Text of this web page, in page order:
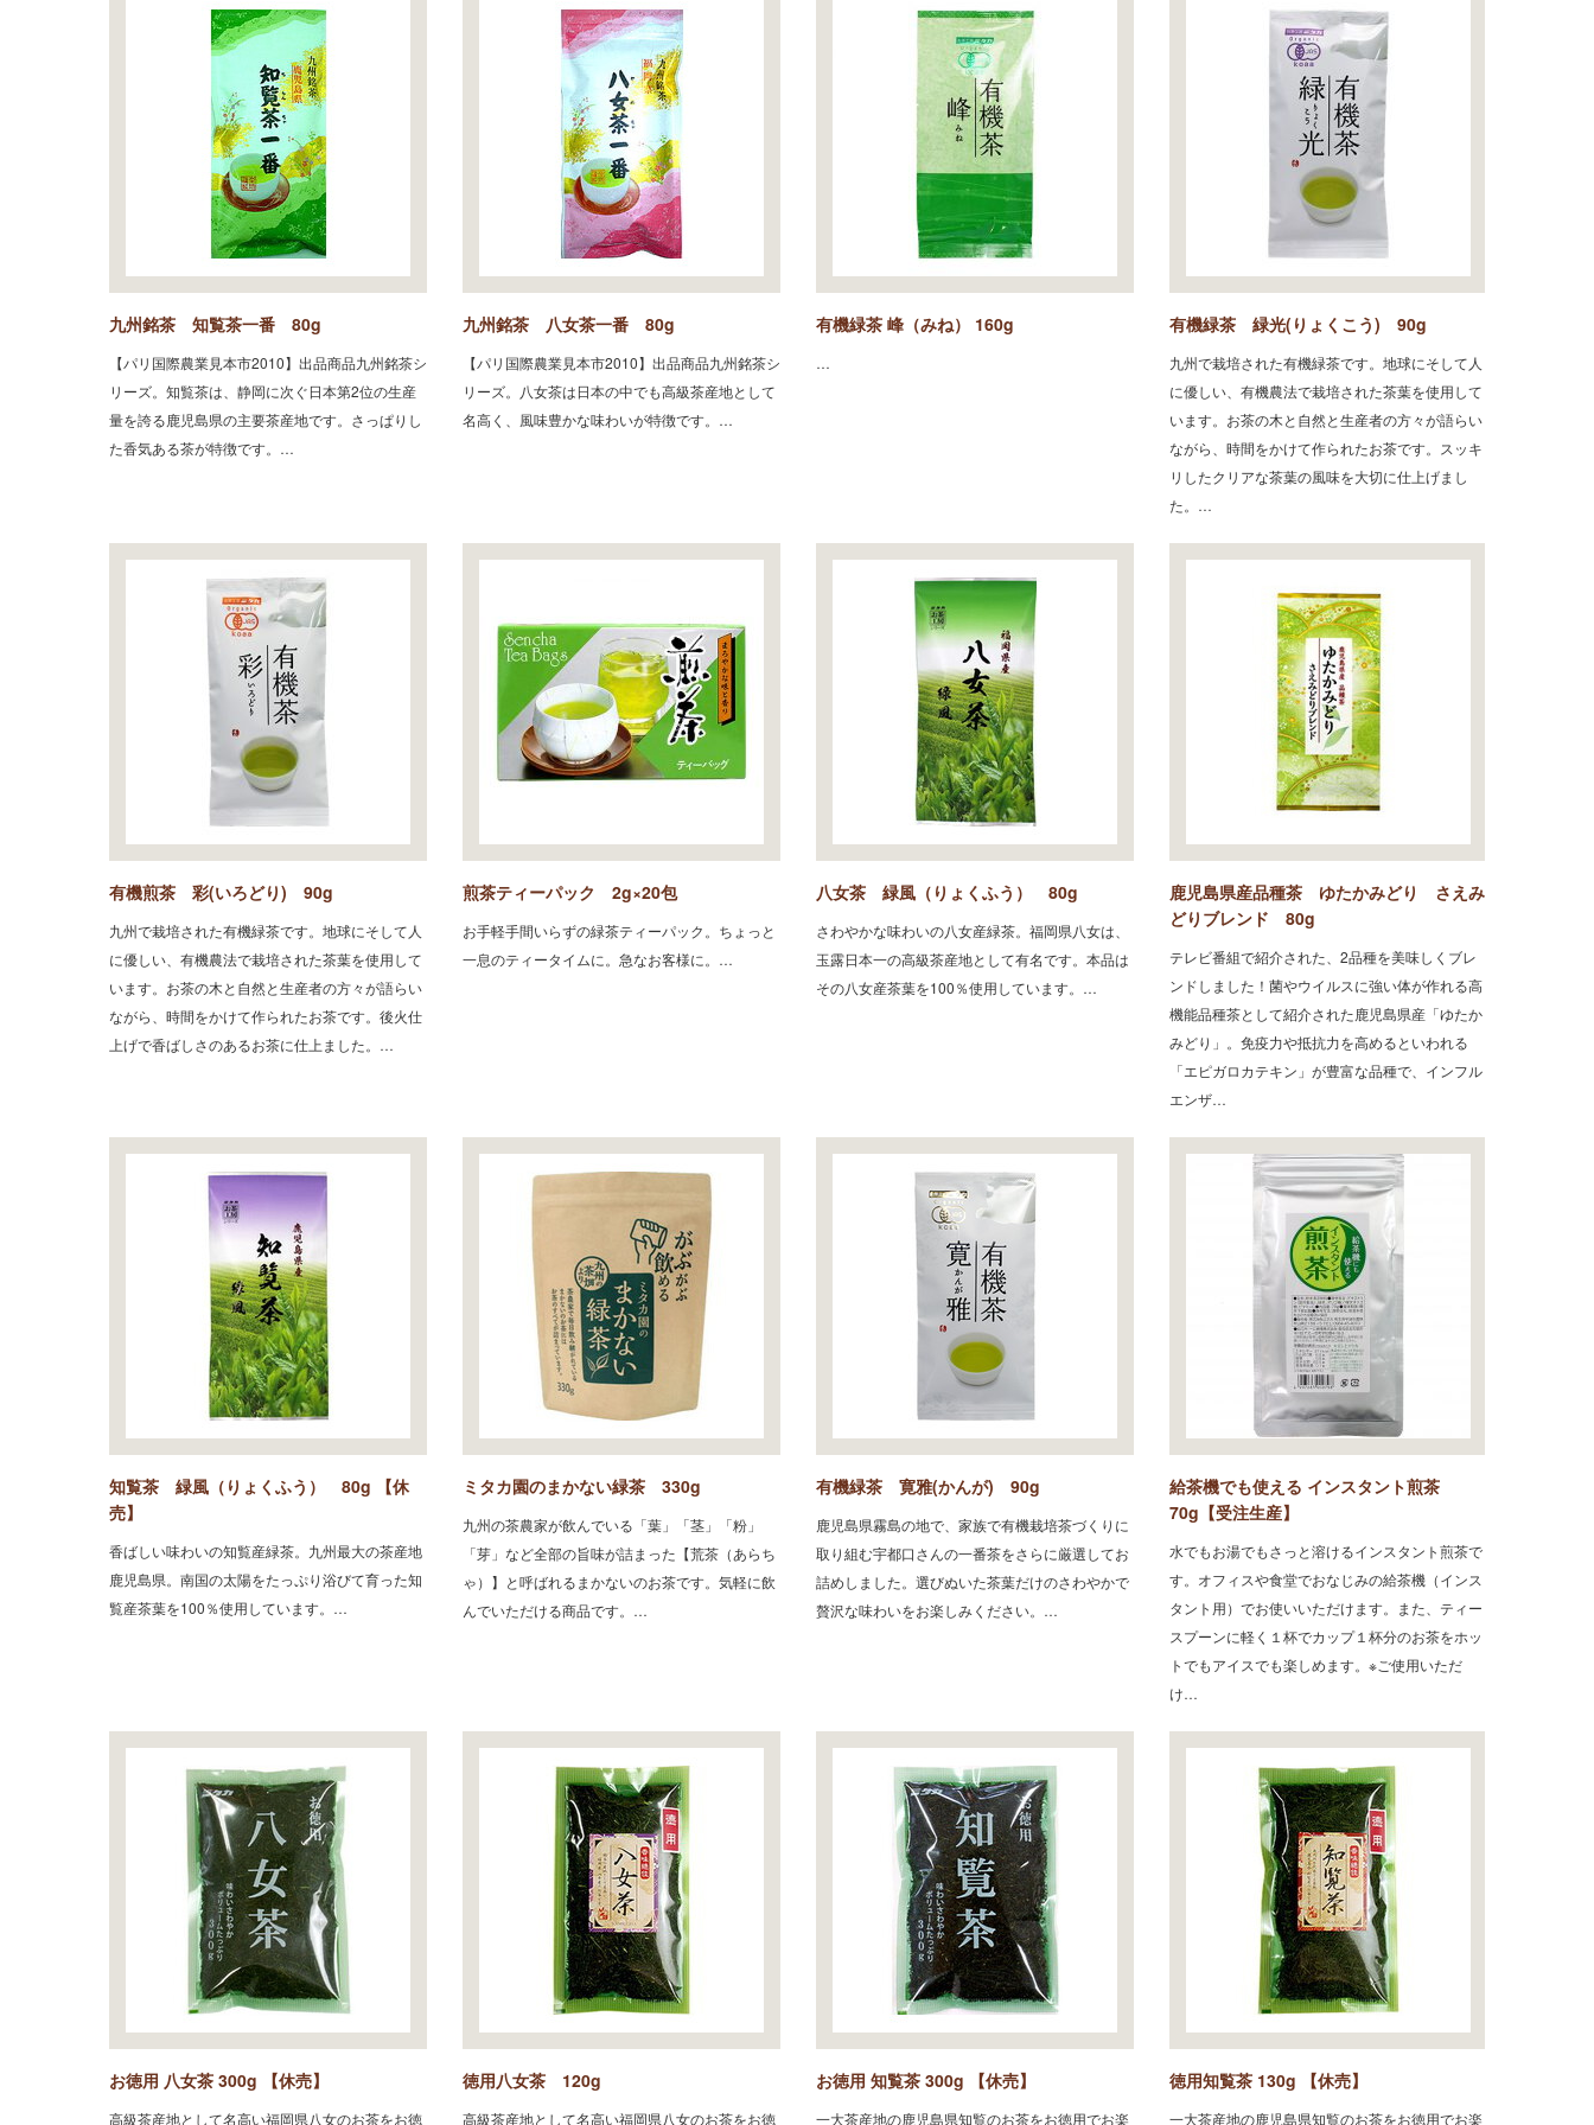
九州銘茶 知覧茶一番 80g
【パリ国際農業見本市2010】出品商品九州銘茶シ
リーズ。知覧茶は、静岡に次ぐ日本第2位の生産
量を誇る鹿児島県の主要茶産地です。さっぱりし
た香気ある茶が特徴です。…
九州銘茶 八女茶一番 80g
【パリ国際農業見本市2010】出品商品九州銘茶シ
リーズ。八女茶は日本の中でも高級茶産地として
名高く、風味豊かな味わいが特徴です。…
有機緑茶 峰（みね） 160g
…
有機緑茶 緑光(りょくこう) 90g
九州で栽培された有機緑茶です。地球にそして人
に優しい、有機農法で栽培された茶葉を使用して
います。お茶の木と自然と生産者の方々が語らい
ながら、時間をかけて作られたお茶です。スッキ
リしたクリアな茶葉の風味を大切に仕上げまし
た。…
有機煎茶 彩(いろどり) 90g
九州で栽培された有機緑茶です。地球にそして人
に優しい、有機農法で栽培された茶葉を使用して
います。お茶の木と自然と生産者の方々が語らい
ながら、時間をかけて作られたお茶です。後火仕
上げで香ばしさのあるお茶に仕上ました。…
煎茶ティーパック 2g×20包
お手軽手間いらずの緑茶ティーパック。ちょっと
一息のティータイムに。急なお客様に。…
八女茶 緑風（りょくふう） 80g
さわやかな味わいの八女産緑茶。福岡県八女は、
玉露日本一の高級茶産地として有名です。本品は
その八女産茶葉を100％使用しています。…
鹿児島県産品種茶 ゆたかみどり さえみ
どりブレンド 80g
テレビ番組で紹介された、2品種を美味しくブレ
ンドしました！菌やウイルスに強い体が作れる高
機能品種茶として紹介された鹿児島県産「ゆたか
みどり」。免疫力や抵抗力を高めるといわれる
「エピガロカテキン」が豊富な品種で、インフル
エンザ…
知覧茶 緑風（りょくふう） 80g 【休
売】
香ばしい味わいの知覧産緑茶。九州最大の茶産地
鹿児島県。南国の太陽をたっぷり浴びて育った知
覧産茶葉を100％使用しています。…
ミタカ園のまかない緑茶 330g
九州の茶農家が飲んでいる「葉」「茎」「粉」
「芽」など全部の旨味が詰まった【荒茶（あらち
ゃ）】と呼ばれるまかないのお茶です。気軽に飲
んでいただける商品です。…
有機緑茶 寛雅(かんが) 90g
鹿児島県霧島の地で、家族で有機栽培茶づくりに
取り組む宇都口さんの一番茶をさらに厳選してお
詰めしました。選びぬいた茶葉だけのさわやかで
贅沢な味わいをお楽しみください。…
給茶機でも使える インスタント煎茶
70g【受注生産】
水でもお湯でもさっと溶けるインスタント煎茶で
す。オフィスや食堂でおなじみの給茶機（インス
タント用）でお使いいただけます。また、ティー
スプーンに軽く１杯でカップ１杯分のお茶をホッ
トでもアイスでも楽しめます。※ご使用いただ
け…
お徳用 八女茶 300g 【休売】
高級茶産地として名高い福岡県八女のお茶をお徳
徳用八女茶 120g
高級茶産地として名高い福岡県八女のお茶をお徳
お徳用 知覧茶 300g 【休売】
一大茶産地の鹿児島県知覧のお茶をお徳用でお楽
徳用知覧茶 130g 【休売】
一大茶産地の鹿児島県知覧のお茶をお徳用でお楽